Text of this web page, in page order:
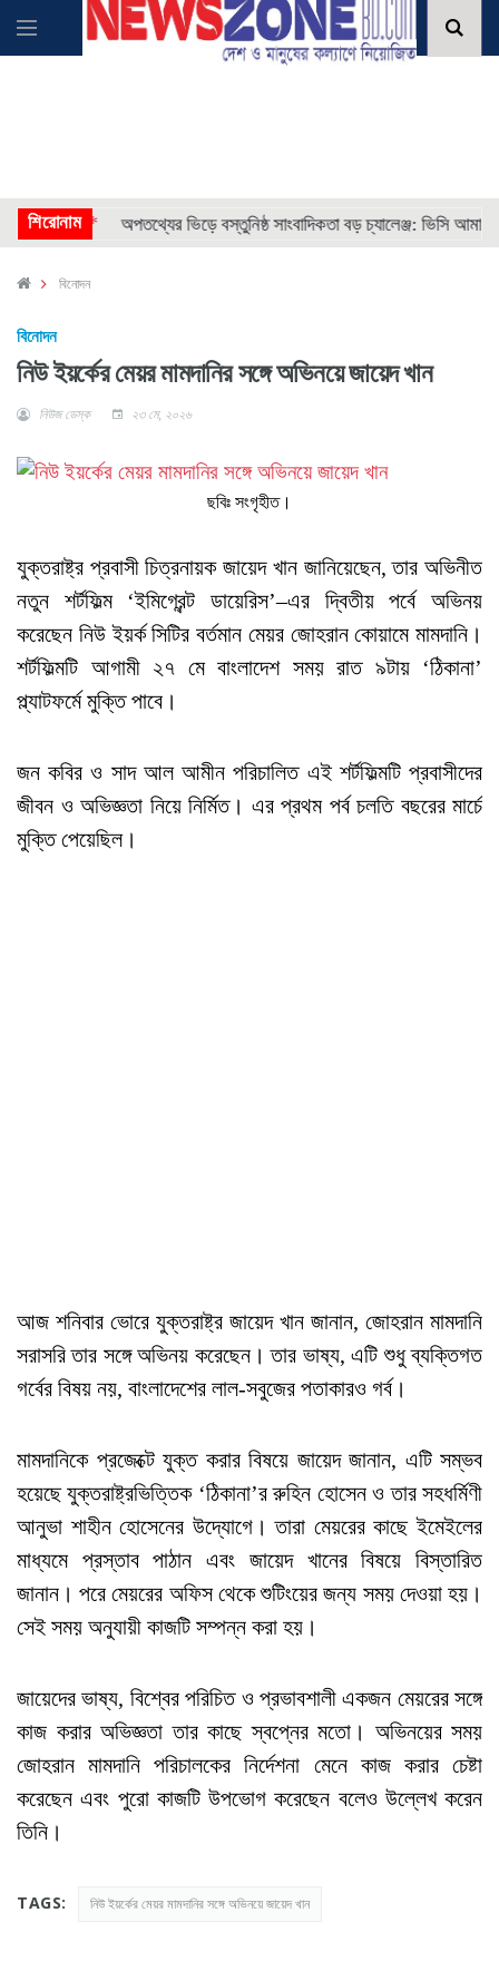
শিরোনাম
* * * * অপতথ্যের ভিড়ে বস্তুনিষ্ঠ সাংবাদিকতা বড় চ্যালেঞ্জ: ভিসি আমানুল্লাহ
বিনোদন
বিনোদন
নিউ ইয়র্কের মেয়র মামদানির সঙ্গে অভিনয়ে জায়েদ খান
নিউজ ডেস্ক ২৩ মে, ২০২৬
ছবিঃ সংগৃহীত।
যুক্তরাষ্ট্র প্রবাসী চিত্রনায়ক জায়েদ খান জানিয়েছেন, তার অভিনীত
নতুন শর্টফিল্ম ‘ইমিগ্রেন্ট ডায়েরিস’–এর দ্বিতীয় পর্বে অভিনয়
করেছেন নিউ ইয়র্ক সিটির বর্তমান মেয়র জোহরান কোয়ামে মামদানি।
শর্টফিল্মটি আগামী ২৭ মে বাংলাদেশ সময় রাত ৯টায় ‘ঠিকানা’
প্ল্যাটফর্মে মুক্তি পাবে।
জন কবির ও সাদ আল আমীন পরিচালিত এই শর্টফিল্মটি প্রবাসীদের
জীবন ও অভিজ্ঞতা নিয়ে নির্মিত। এর প্রথম পর্ব চলতি বছরের মার্চে
মুক্তি পেয়েছিল।
আজ শনিবার ভোরে যুক্তরাষ্ট্র জায়েদ খান জানান, জোহরান মামদানি
সরাসরি তার সঙ্গে অভিনয় করেছেন। তার ভাষ্য, এটি শুধু ব্যক্তিগত
গর্বের বিষয় নয়, বাংলাদেশের লাল-সবুজের পতাকারও গর্ব।
মামদানিকে প্রজেক্টে যুক্ত করার বিষয়ে জায়েদ জানান, এটি সম্ভব
হয়েছে যুক্তরাষ্ট্রভিত্তিক ‘ঠিকানা’র রুহিন হোসেন ও তার সহধর্মিণী
আনুভা শাহীন হোসেনের উদ্যোগে। তারা মেয়রের কাছে ইমেইলের
মাধ্যমে প্রস্তাব পাঠান এবং জায়েদ খানের বিষয়ে বিস্তারিত
জানান। পরে মেয়রের অফিস থেকে শুটিংয়ের জন্য সময় দেওয়া হয়।
সেই সময় অনুযায়ী কাজটি সম্পন্ন করা হয়।
জায়েদের ভাষ্য, বিশ্বের পরিচিত ও প্রভাবশালী একজন মেয়রের সঙ্গে
কাজ করার অভিজ্ঞতা তার কাছে স্বপ্নের মতো। অভিনয়ের সময়
জোহরান মামদানি পরিচালকের নির্দেশনা মেনে কাজ করার চেষ্টা
করেছেন এবং পুরো কাজটি উপভোগ করেছেন বলেও উল্লেখ করেন
তিনি।
TAGS: নিউ ইয়র্কের মেয়র মামদানির সঙ্গে অভিনয়ে জায়েদ খান